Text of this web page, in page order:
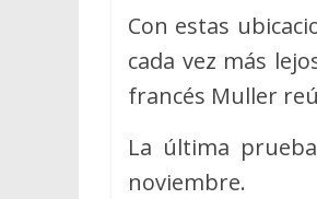
Con estas
cada vez más
francés Muller
La última
noviembre.